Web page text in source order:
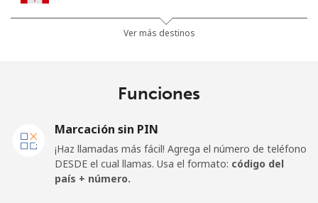
665 min por ⁦$10⁩
⁦39.5¢⁩ 25 min por ⁦$10⁩ ⁦16¢⁩
Ver más destinos
Funciones
Marcación sin PIN
¡Haz llamadas más fácil! Agrega el número de teléfono
DESDE el cual llamas. Usa el formato: código del
país + número.